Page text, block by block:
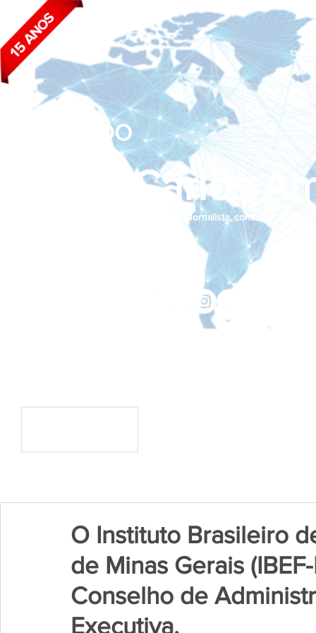
João Carlos
BLOG DO
Jornalista, consultor de
O Instituto Brasileiro
de Minas Gerais
Conselho de
Executiva.